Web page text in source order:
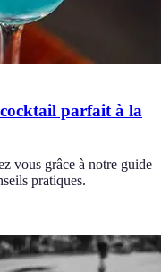
parfait à la
vous grâce à notre guide
pratiques.